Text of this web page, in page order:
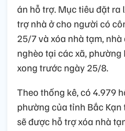
án hỗ trợ. Mục tiêu đặt ra
trợ nhà ở cho người có
25/7 và xóa nhà tạm,
nghèo tại các xã,
xong trước ngày 25/8.
Theo thống kê, có 4.979
phường của tỉnh Bắc
sẽ được hỗ trợ xóa nhà